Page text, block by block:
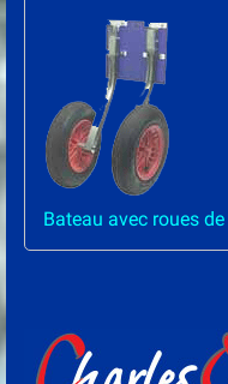
Bateau avec roues